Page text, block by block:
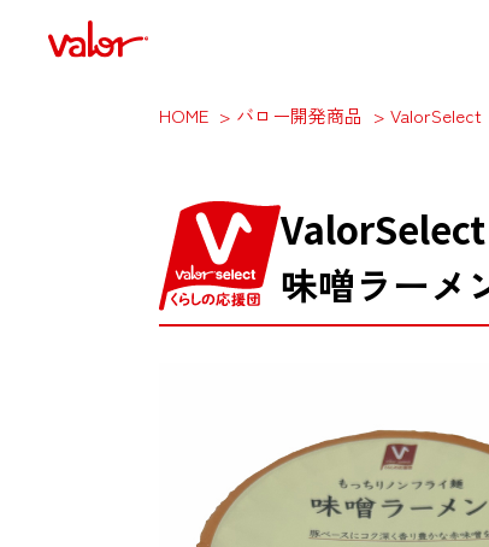
HOME バロー開発商品 ValorSelect
ValorSelect
味噌ラーメ